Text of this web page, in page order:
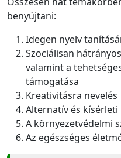
benyújtani:
Idegen nyelv
Szociálisan
valamint a
támogatása
Kreativitásra nevelés
Alternatív és
A környezetvédelmi
Az egészséges